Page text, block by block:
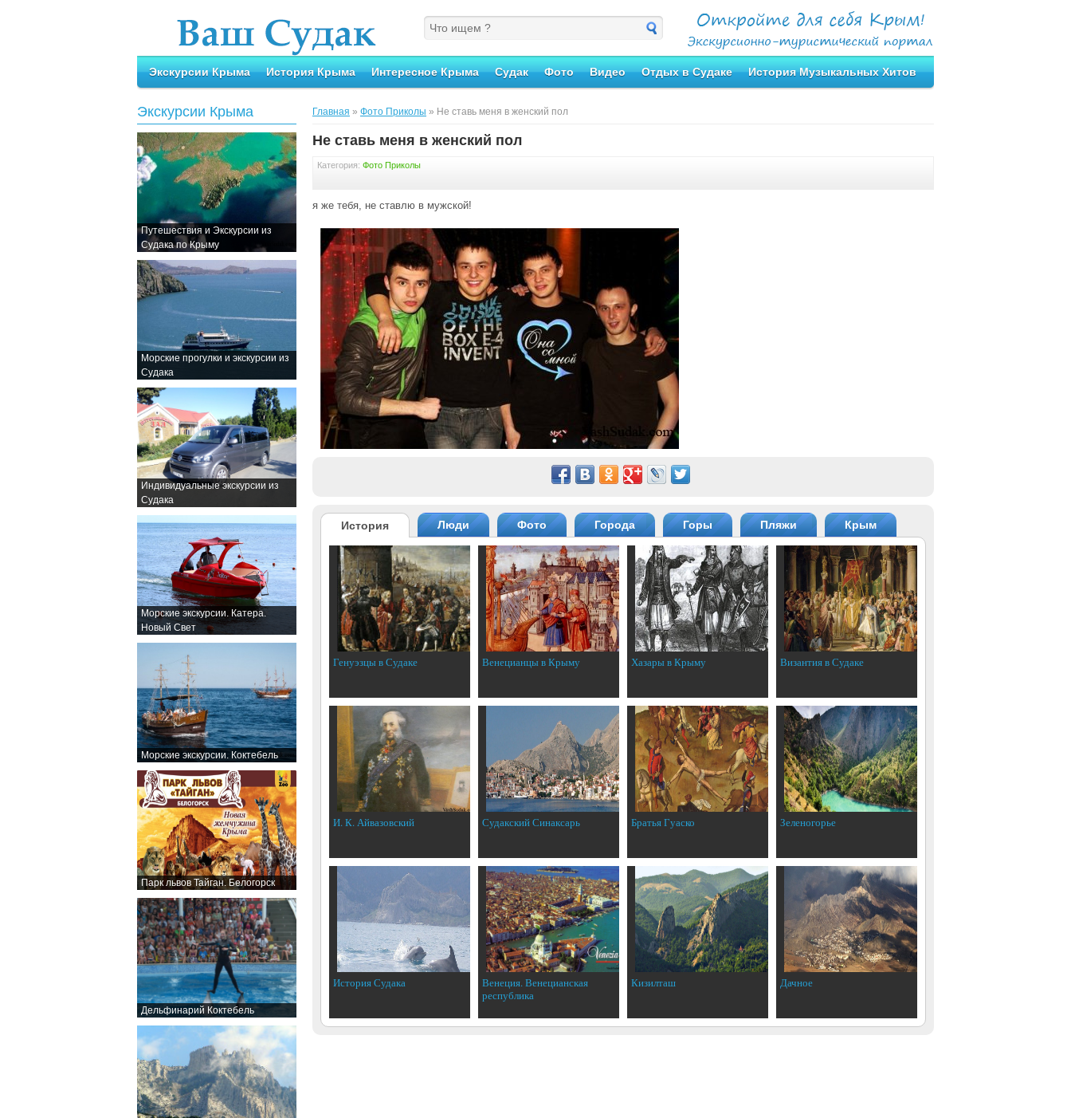
Экскурсии Крыма История Крыма Интересное Крыма Судак Фото Видео Отдых в Судаке История Музыкальных Хитов
Экскурсии Крыма
Путешествия и Экскурсии из
Судака по Крыму
Морские прогулки и экскурсии из
Судака
Индивидуальные экскурсии из
Судака
Морские экскурсии. Катера.
Новый Свет
Морские экскурсии. Коктебель
Парк львов Тайган. Белогорск
Дельфинарий Коктебель
Главная » Фото Приколы » Не ставь меня в женский пол
Не ставь меня в женский пол
Категория: Фото Приколы
я же тебя, не ставлю в мужской!
История Люди Фото Города Горы Пляжи Крым
Генуэзцы в Судаке Венецианцы в Крыму Хазары в Крыму Византия в Судаке
И. К. Айвазовский Судакский Синаксарь Братья Гуаско Зеленогорье
История Судака
Венеция. Венецианская
республика
Кизилташ Дачное